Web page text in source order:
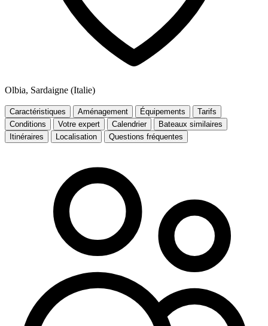
Olbia, Sardaigne (Italie)
Caractéristiques Aménagement Équipements
Tarifs
Conditions
Votre expert Calendrier
Bateaux similaires
Itinéraires
Localisation Questions fréquentes